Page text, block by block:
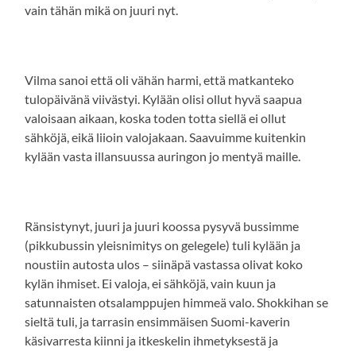
vain tähän mikä on juuri nyt.
Vilma sanoi että oli vähän harmi, että matkanteko
tulopäivänä viivästyi. Kylään olisi ollut hyvä saapua
valoisaan aikaan, koska toden totta siellä ei ollut
sähköjä, eikä liioin valojakaan. Saavuimme kuitenkin
kylään vasta illansuussa auringon jo mentyä maille.
Ränsistynyt, juuri ja juuri koossa pysyvä bussimme
(pikkubussin yleisnimitys on gelegele) tuli kylään ja
noustiin autosta ulos – siinäpä vastassa olivat koko
kylän ihmiset. Ei valoja, ei sähköjä, vain kuun ja
satunnaisten otsalamppujen himmeä valo. Shokkihan se
sieltä tuli, ja tarrasin ensimmäisen Suomi-kaverin
käsivarresta kiinni ja itkeskelin ihmetyksestä ja